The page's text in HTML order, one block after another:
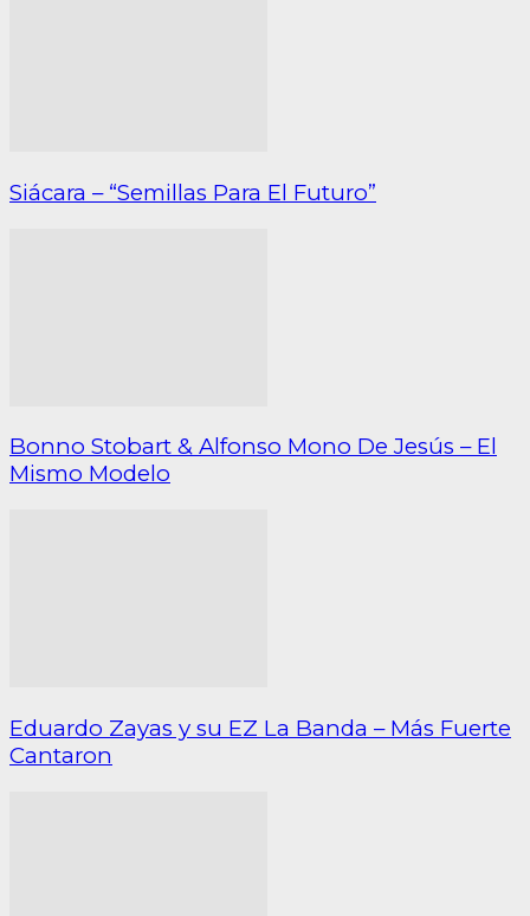
Siácara – “Semillas Para El Futuro”
Bonno Stobart & Alfonso Mono De Jesús – El
Mismo Modelo
Eduardo Zayas y su EZ La Banda – Más Fuerte
Cantaron